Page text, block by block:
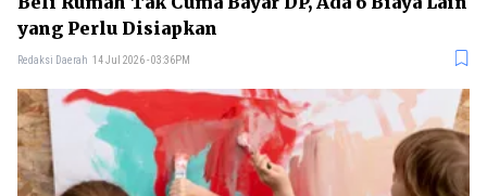
yang Perlu Disiapkan
Redaksi Daerah 14 Jul 2026 - 03:36PM